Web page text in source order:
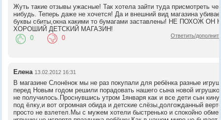
Жуть такие отзывы ужасные! Так хотела зайти туда присмотреть
нибудь. Теперь даже не хочется! Да и внешний вид магазина
буквы сбиты,окна какими то бумагами заставлены! НЕ ПОХОЖ ОН
ХОРОШИЙ ДЕТСКИЙ МАГАЗИН!
Ответить/
0 0
Елена 13.02.2012 16:31
В магазине Слонёнок мы не раз покупали для ребёнка разные
перед Новым годом решили порадовать нашего сына новой
не получилось.Проснувшись утром 1января как и все дети сын
под ёлку,и вот огромная обида и детские слёзы,долгожданный
просто не взлетел.Мы с мужем хотели быстренько и спокойно